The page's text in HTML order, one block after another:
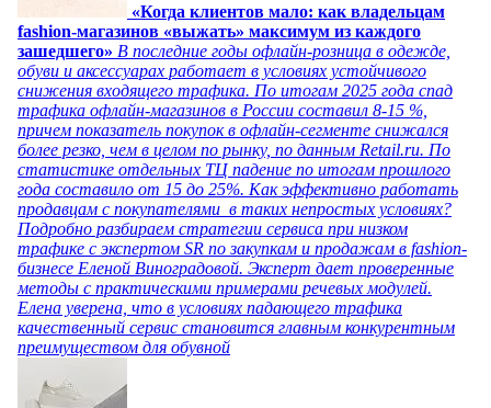
«Когда клиентов мало: как владельцам
fashion-магазинов «выжать» максимум из каждого
зашедшего» В последние годы офлайн-розница в одежде,
обуви и аксессуарах работает в условиях устойчивого
снижения входящего трафика. По итогам 2025 года спад
трафика офлайн-магазинов в России составил 8-15 %,
причем показатель покупок в офлайн-сегменте снижался
более резко, чем в целом по рынку, по данным Retail.ru. По
статистике отдельных ТЦ падение по итогам прошлого
года составило от 15 до 25%. Как эффективно работать
продавцам с покупателями в таких непростых условиях?
Подробно разбираем стратегии сервиса при низком
трафике с экспертом SR по закупкам и продажам в fashion-
бизнесе Еленой Виноградовой. Эксперт дает проверенные
методы с практическими примерами речевых модулей.
Елена уверена, что в условиях падающего трафика
качественный сервис становится главным конкурентным
преимуществом для обувной